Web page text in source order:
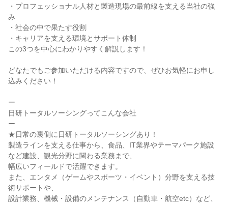
・プロフェッショナル人材と製造現場の最前線を支える当社の強
み
・社会の中で果たす役割
・キャリアを支える環境とサポート体制
この3つを中心にわかりやすく解説します！
どなたでもご参加いただける内容ですので、ぜひお気軽にお申し
込みください！
ー
日研トータルソーシングってこんな会社
ー
★日常の裏側に日研トータルソーシングあり！
製造ラインを支える仕事から、食品、IT業界やテーマパーク施設
など建設、観光分野に関わる業務まで、
幅広いフィールドで活躍できます。
また、エンタメ（ゲームやスポーツ・イベント）分野を支える技
術サポートや、
設計業務、機械・設備のメンテナンス（自動車・航空etc）など、